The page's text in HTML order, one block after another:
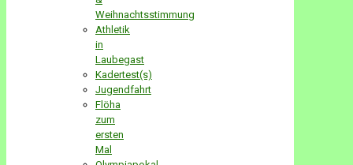
Weihnachtsstimmung
Athletik
in
Laubegast
Kadertest(s)
Jugendfahrt
Flöha
zum
ersten
Mal